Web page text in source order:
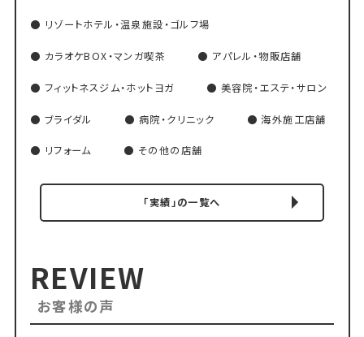
リゾートホテル・温泉施設・ゴルフ場
カラオケBOX・マンガ喫茶 アパレル・物販店舗
フィットネスジム・ホットヨガ 美容院・エステ・サロン
ブライダル 病院・クリニック 海外施工店舗
リフォーム その他の店舗
「実績」の一覧へ
REVIEW
お客様の声